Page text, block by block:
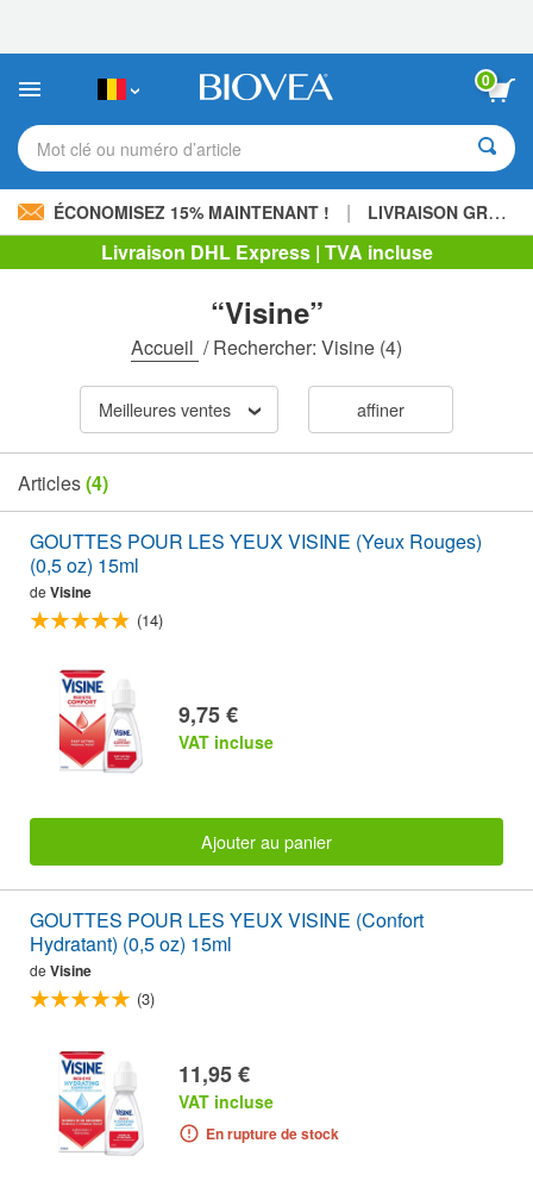
:
site
comprend
un
d'accessibilité.
0
Mot clé ou numéro d’article
ÉCONOMISEZ 15% MAINTENANT ! | LIVRAISON GRATUITE
Livraison DHL Express | TVA incluse
“Visine”
Accueil /Rechercher: Visine (4)
Meilleures ventes affiner
Articles(4)
GOUTTES POUR LES YEUX VISINE (Yeux Rouges)
(0,5 oz) 15ml
de Visine
(14)
9,75 €
VAT incluse
Ajouter au panier
GOUTTES POUR LES YEUX VISINE (Confort
Hydratant) (0,5 oz) 15ml
de Visine
(3)
11,95 €
VAT incluse
En rupture de stock